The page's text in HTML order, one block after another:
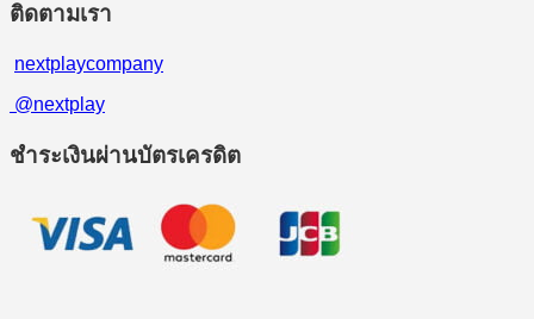
ติดตามเรา
nextplaycompany
@nextplay
ชำระเงินผ่านบัตรเครดิต